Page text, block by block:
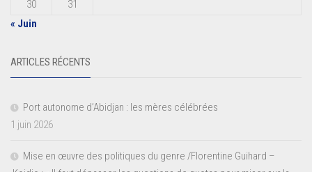
30
31
« Juin
ARTICLES RÉCENTS
Port autonome d’Abidjan : les mères célébrées
1 juin 2026
Mise en œuvre des politiques du genre /Florentine Guihard –